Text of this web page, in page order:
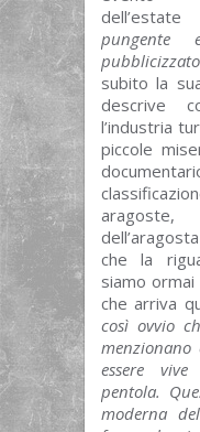
pungente
subito la
descrive
l’industria
piccole
che la
siamo
che arriva
così ovvio
essere
pentola.
moderna